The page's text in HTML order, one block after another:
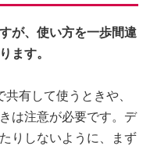
が、使い方を一歩間違
ます。
有して使うときや、
は注意が必要です。デ
りしないように、まず